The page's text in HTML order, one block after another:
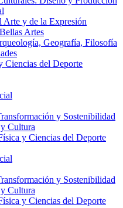
Arte y de la Expresión
Artes
Geografía, Filosofía
Ciencias del Deporte
y Sostenibilidad
Cultura
y Ciencias del Deporte
y Sostenibilidad
Cultura
y Ciencias del Deporte